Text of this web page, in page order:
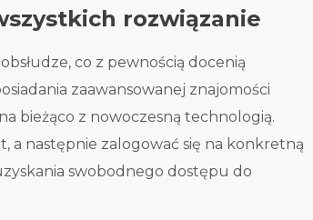
rozwiązanie
co z pewnością docenią
zaawansowanej znajomości
bieżąco z nowoczesną technologią.
a następnie zalogować się na konkretną
swobodnego dostępu do